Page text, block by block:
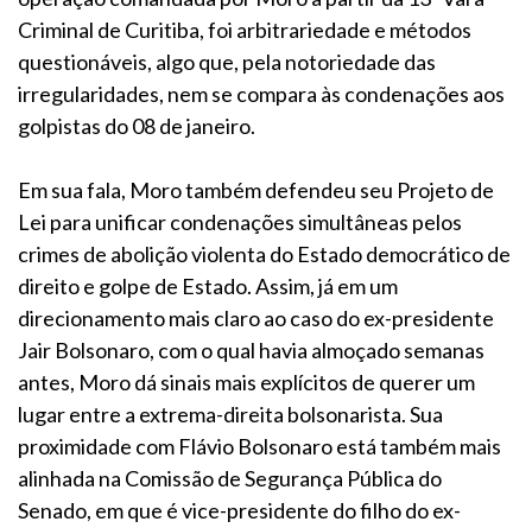
Criminal de Curitiba, foi arbitrariedade e métodos
questionáveis, algo que, pela notoriedade das
irregularidades, nem se compara às condenações aos
golpistas do 08 de janeiro.
Em sua fala, Moro também defendeu seu Projeto de
Lei para unificar condenações simultâneas pelos
crimes de abolição violenta do Estado democrático de
direito e golpe de Estado. Assim, já em um
direcionamento mais claro ao caso do ex-presidente
Jair Bolsonaro, com o qual havia almoçado semanas
antes, Moro dá sinais mais explícitos de querer um
lugar entre a extrema-direita bolsonarista. Sua
proximidade com Flávio Bolsonaro está também mais
alinhada na Comissão de Segurança Pública do
Senado, em que é vice-presidente do filho do ex-